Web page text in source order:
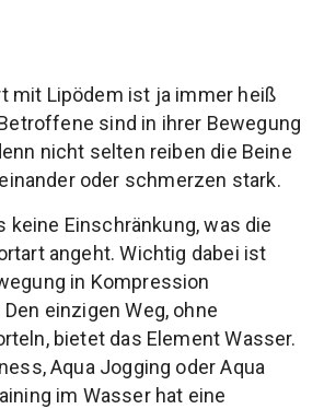
mit Lipödem ist ja immer heiß
sind in ihrer Bewegung
nicht selten reiben die Beine
oder schmerzen stark.
keine Einschränkung, was die
angeht. Wichtig dabei ist
in Kompression
einzigen Weg, ohne
bietet das Element Wasser.
Aqua Jogging oder Aqua
im Wasser hat eine